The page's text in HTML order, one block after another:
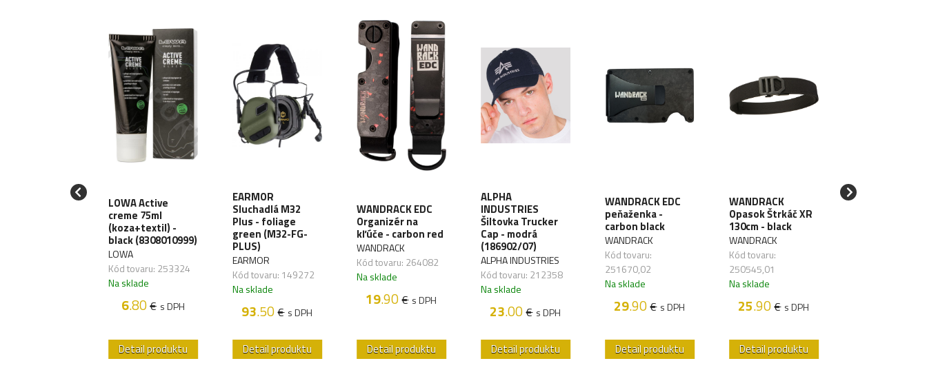
Škrtidlo C-A- LOWA Active
creme 75ml
(koza+textil) -
black (8308010999)
LOWA
Kód tovaru: 253324
Na sklade
6.80€ s DPH
Detail produktu
EARMOR
Sluchadlá M32
Plus - foliage
green (M32-FG-
PLUS)
EARMOR
Kód tovaru: 149272
Na sklade
93.50€ s DPH
Detail produktu
WANDRACK EDC
Organizér na
kľúče - carbon red
WANDRACK
Kód tovaru: 264082
Na sklade
19.90€ s DPH
Detail produktu
ALPHA
INDUSTRIES
Šiltovka Trucker
Cap - modrá
(186902/07)
ALPHA INDUSTRIES
Kód tovaru: 212358
Na sklade
23.00€ s DPH
Detail produktu
WANDRACK EDC
peňaženka -
carbon black
WANDRACK
Kód tovaru:
251670,02
Na sklade
29.90€ s DPH
Detail produktu
WANDRACK
Opasok Štrkáč XR
130cm - black
WANDRACK
Kód tovaru:
250545,01
Na sklade
25.90€ s DPH
Detail produktu